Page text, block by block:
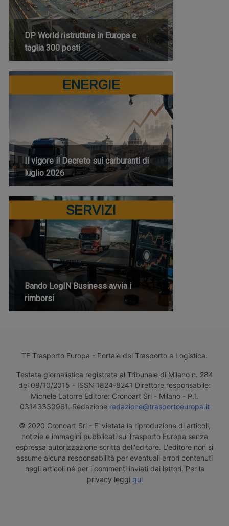
DP World ristruttura in Europa e
taglia 300 posti
ENERGIE
Il vigore il Decreto sui carburanti di
luglio 2026
SERVIZI
Bando LogIN Business avvia i
rimborsi
TE Trasporto Europa - Portale del Trasporto e Logistica.
Testata giornalistica registrata al Tribunale di Milano n. 284
del 08/10/2015 - ISSN 1824-8241 Direttore responsabile:
Michele Latorre Editore: Cronoart Srl - Milano - P.I.
03143330961. Redazione redazione@trasportoeuropa.it
© 2020 Cronoart Srl - E' vietata la riproduzione di articoli,
notizie e immagini pubblicati su Trasporto Europa senza
espressa autorizzazione scritta dell'editore. L'editore non si
assume alcuna responsabilità per eventuali errori contenuti
negli articoli né per i commenti inviati dai lettori. Per la
privacy leggi qui